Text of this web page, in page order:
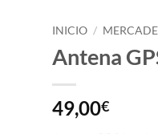
INICIO /
Antena
49,00€